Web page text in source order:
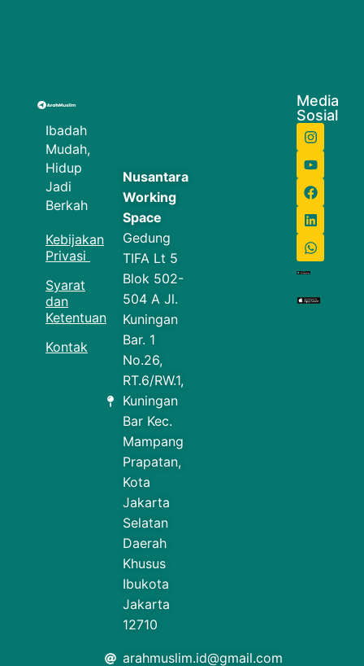
Ibadah
Mudah,
Hidup
Jadi
Berkah
Kebijakan
Privasi
Syarat
dan
Ketentuan
Kontak
Nusantara
Working
Space
Gedung
TIFA Lt 5
Blok 502-
504 A Jl.
Kuningan
Bar. 1
No.26,
RT.6/RW.1,
Kuningan
Bar Kec.
Mampang
Prapatan,
Kota
Jakarta
Selatan
Daerah
Khusus
Ibukota
Jakarta
12710
arahmuslim.id@gmail.com
Media
Sosial